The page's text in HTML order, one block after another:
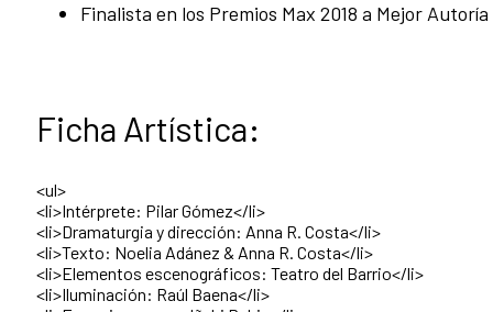
Finalista en los Premios Max 2018 a Mejor
Ficha Artística:
<ul>
<li>Intérprete: Pilar Gómez</li>
<li>Dramaturgia y dirección: Anna R. Costa</li>
<li>Texto: Noelia Adánez & Anna R. Costa</li>
<li>Elementos escenográficos: Teatro del Barrio</li>
<li>Iluminación: Raúl Baena</li>